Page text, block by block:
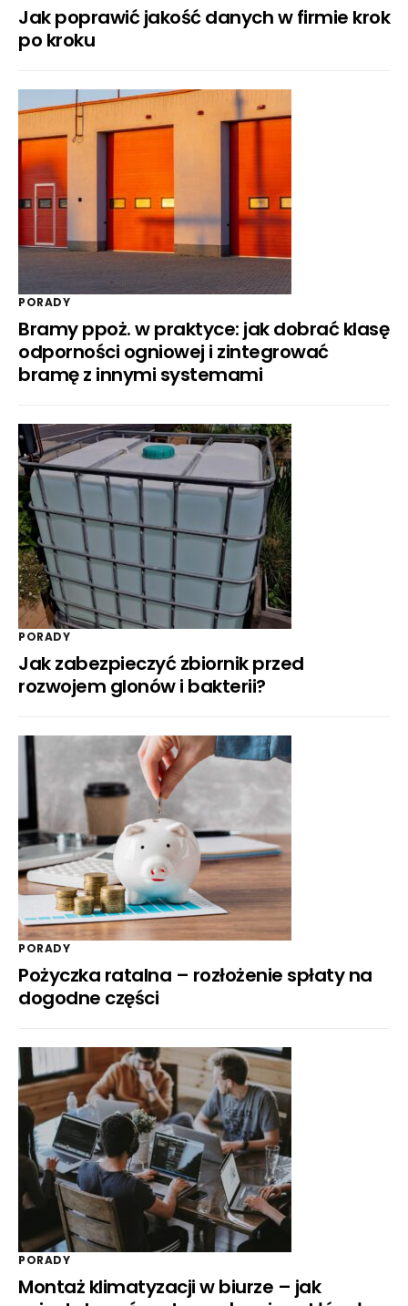
Jak poprawić jakość danych w firmie krok
po kroku
PORADY
Bramy ppoż. w praktyce: jak dobrać klasę
odporności ogniowej i zintegrować
bramę z innymi systemami
PORADY
Jak zabezpieczyć zbiornik przed
rozwojem glonów i bakterii?
PORADY
Pożyczka ratalna – rozłożenie spłaty na
dogodne części
PORADY
Montaż klimatyzacji w biurze – jak